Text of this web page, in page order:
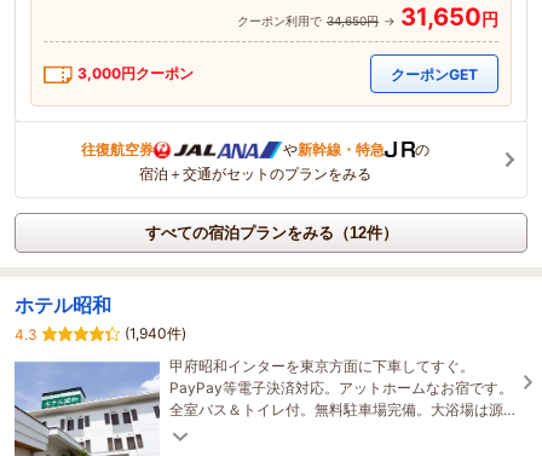
クーポン利用で 34,650円 → 31,650円
3,000円クーポン クーポンGET
往復航空券 や新幹線・特急
の
宿泊＋交通がセットのプランをみる
すべての宿泊プランをみる（12件）
ホテル昭和
4.3
(1,940件)
甲府昭和インターを東京方面に下車してすぐ。
PayPay等電子決済対応。アットホームなお宿です。
全室バス＆トイレ付。無料駐車場完備。大浴場は源
泉100％の温泉、全室無料Wi-Fi完備。全室空気清浄